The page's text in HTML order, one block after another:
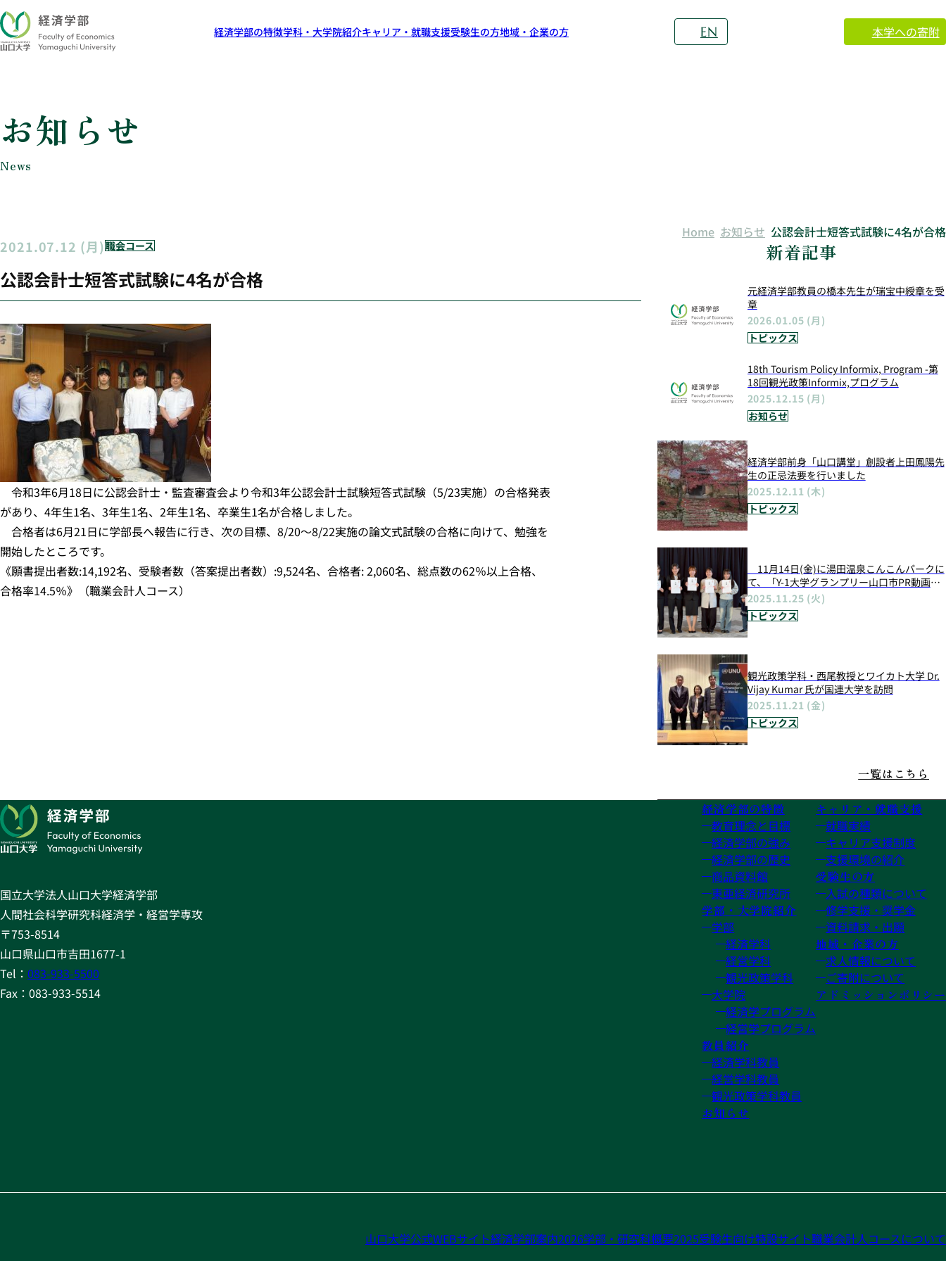
経済学部の特徴学科・大学院紹介キャリア・就職支援受験生の方地域・企業の方 EN 本学への寄附
お知らせ
News
Home お知らせ 公認会計士短答式試験に4名が合格
2021.07.12 (月) 職会コース
公認会計士短答式試験に4名が合格
令和3年6月18日に公認会計士・監査審査会より令和3年公認会計士試験短答式試験（5/23実施）の合格発表
があり、4年生1名、3年生1名、2年生1名、卒業生1名が合格しました。
合格者は6月21日に学部長へ報告に行き、次の目標、8/20～8/22実施の論文式試験の合格に向けて、勉強を
開始したところです。
《願書提出者数:14,192名、受験者数（答案提出者数）:9,524名、合格者: 2,060名、総点数の62％以上合格、
合格率14.5％》（職業会計人コース）
新着記事
元経済学部教員の橋本先生が瑞宝中綬章を受
章
2026.01.05 (月)
トピックス
18th Tourism Policy Informix, Program -第
18回観光政策Informix,プログラム
2025.12.15 (月)
お知らせ
経済学部前身「山口講堂」創設者上田鳳陽先
生の正忌法要を行いました
2025.12.11 (木)
トピックス
11月14日(金)に湯田温泉こんこんパークに
て、「Y-1大学グランプリー山口市PR動画コ
ンテストー」が開催されました
2025.11.25 (火)
トピックス
観光政策学科・西尾教授とワイカト大学 Dr.
Vijay Kumar 氏が国連大学を訪問
2025.11.21 (金)
トピックス
一覧はこちら
国立大学法人山口大学経済学部
人間社会科学研究科経済学・経営学専攻
〒753-8514
山口県山口市吉田1677-1
Tel： 083-933-5500
Fax：083-933-5514
経済学部の特徴
教育理念と目標
経済学部の強み
経済学部の歴史
商品資料館
東亜経済研究所
学部・大学院紹介
学部
経済学科
経営学科
観光政策学科
大学院
経済学プログラム
経営学プログラム
教員紹介
経済学科教員
経営学科教員
観光政策学科教員
お知らせ
キャリア・就職支援
就職実績
キャリア支援制度
支援環境の紹介
受験生の方
入試の種類について
修学支援・奨学金
資料請求・出願
地域・企業の方
求人情報について
ご寄附について
アドミッションポリシー
山口大学公式WEBサイト経済学部案内2026学部・研究科概要2025受験生向け特設サイト職業会計人コースについて